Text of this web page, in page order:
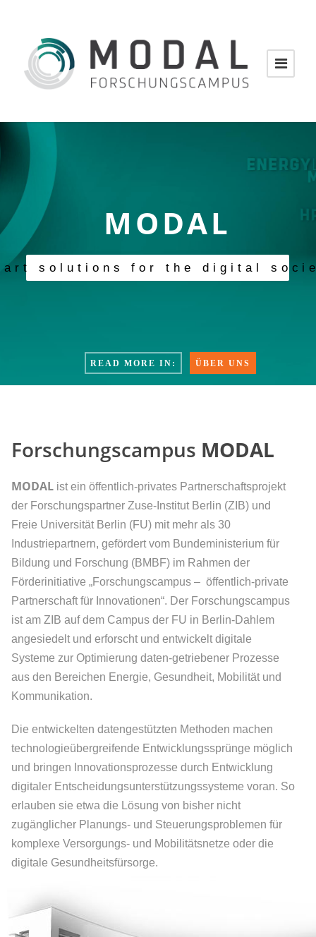
MODAL
solutions for the digital
READ MORE IN: ÜBER UNS
Forschungscampus MODAL
MODAL ist ein öffentlich-privates Partnerschaftsprojekt
der Forschungspartner Zuse-Institut Berlin (ZIB) und
Freie Universität Berlin (FU) mit mehr als 30
Industriepartnern, gefördert vom Bundeministerium für
Bildung und Forschung (BMBF) im Rahmen der
Förderinitiative „Forschungscampus – öffentlich-private
Partnerschaft für Innovationen“. Der Forschungscampus
ist am ZIB auf dem Campus der FU in Berlin-Dahlem
angesiedelt und erforscht und entwickelt digitale
Systeme zur Optimierung daten-getriebener Prozesse
aus den Bereichen Energie, Gesundheit, Mobilität und
Kommunikation.
Die entwickelten datengestützten Methoden machen
technologieübergreifende Entwicklungssprünge möglich
und bringen Innovationsprozesse durch Entwicklung
digitaler Entscheidungs­unterstützungs­systeme voran. So
erlauben sie etwa die Lösung von bisher nicht
zugänglicher Planungs- und Steuerungsproblemen für
komplexe Versorgungs- und Mobilitätsnetze oder die
digitale Gesundheitsfürsorge.